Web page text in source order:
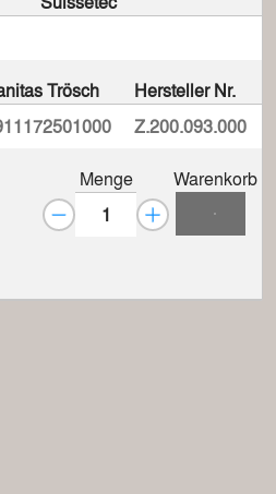
Trösch
Hersteller Nr.
Z.200.093.000
Menge Warenkorb